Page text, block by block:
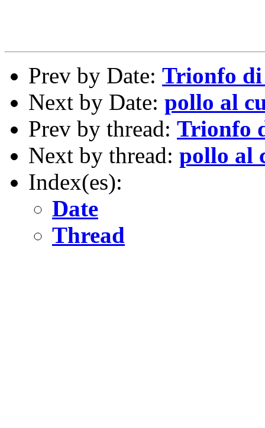
Prev by Date: Trionfo
Next by Date: pollo al
Prev by thread: Trionfo
Next by thread: pollo al
Index(es):
Date
Thread